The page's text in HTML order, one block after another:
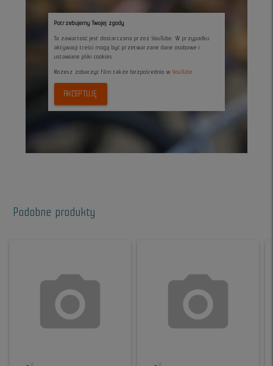
Potrzebujemy Twojej zgody
Ta zawartość jest dostarczana przez YouTube. W przypadku
aktywacji treści mogą być przetwarzane dane osobowe i
ustawiane pliki cookies.
Możesz zobaczyc film także bezpośrednio w YouTube
AKCEPTUJĘ
Podobne produkty